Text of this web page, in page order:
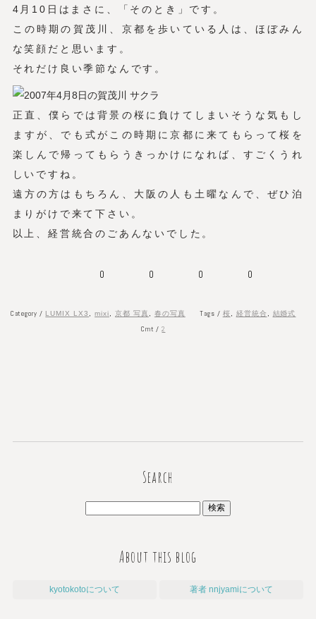
4月10日はまさに、「そのとき」です。
この時期の賀茂川、京都を歩いている人は、ほぼみん
な笑顔だと思います。
それだけ良い季節なんです。
正直、僕らでは背景の桜に負けてしまいそうな気もし
ますが、でも式がこの時期に京都に来てもらって桜を
楽しんで帰ってもらうきっかけになれば、すごくうれ
しいですね。
遠方の方はもちろん、大阪の人も土曜なんで、ぜひ泊
まりがけで来て下さい。
以上、経営統合のごあんないでした。
0 0 0 0
Category / LUMIX LX3 ,mixi 京都 写真 春の写真 Tags / 桜 経営統合 結婚式
Cmt /2
Search
About this blog
kyotokotoについて 著者 nnjyamiについて